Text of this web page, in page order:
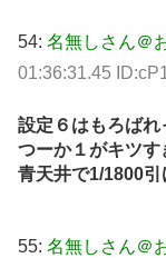
54: 名無しさん＠
01:36:31.45
設定６はもろばれ
つーか１がキツ
青天井で1/1800
55: 名無しさん＠